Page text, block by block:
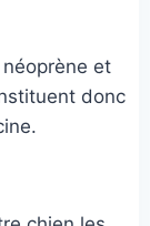
et
donc